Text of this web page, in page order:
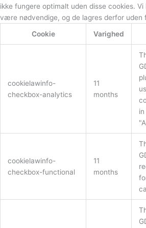
ikke fungere optimalt uden disse cookies.
være nødvendige, og de lagres derfor uden
Cookie
Varighed
cookielawinfo-
checkbox-analytics
11
months
cookielawinfo-
checkbox-functional
11
months